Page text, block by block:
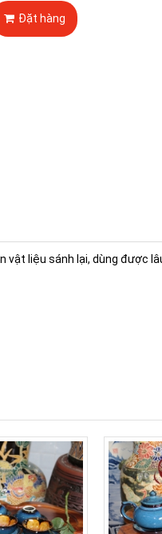
Đặt hàng
liệu sánh lại, dùng được